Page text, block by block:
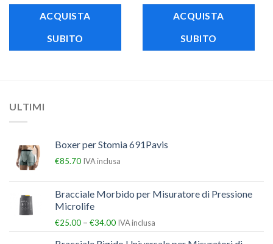
ACQUISTA
SUBITO
ACQUISTA
SUBITO
ULTIMI
Boxer per Stomia 691Pavis
€85.70 IVA inclusa
Bracciale Morbido per Misuratore di Pressione
Microlife
€25.00 – €34.00 IVA inclusa